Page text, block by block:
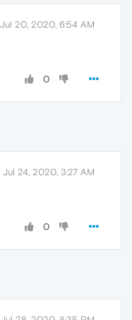
Jul 20, 2020, 6:54 AM
0
Jul 24, 2020, 3:27 AM
0